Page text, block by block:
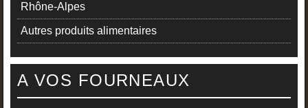
Rhône-Alpes
Autres produits alimentaires
A VOS FOURNEAUX